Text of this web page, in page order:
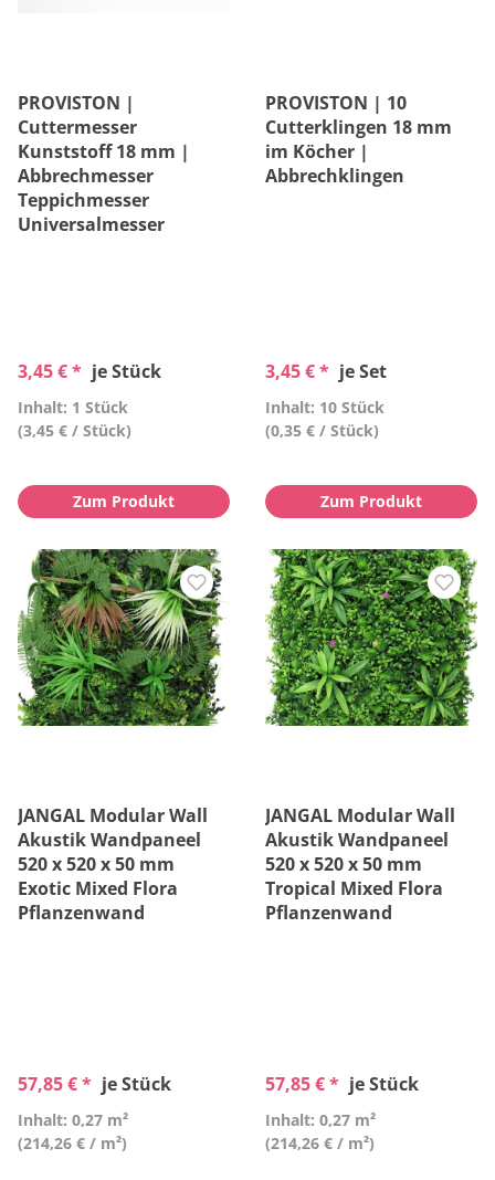
PROVISTON |
Cuttermesser
Kunststoff 18 mm |
Abbrechmesser
Teppichmesser
Universalmesser
3,45 € * je Stück
Inhalt: 1 Stück
(3,45 € / Stück)
Zum Produkt
PROVISTON | 10
Cutterklingen 18 mm
im Köcher |
Abbrechklingen
3,45 € * je Set
Inhalt: 10 Stück
(0,35 € / Stück)
Zum Produkt
JANGAL Modular Wall
Akustik Wandpaneel
520 x 520 x 50 mm
Exotic Mixed Flora
Pflanzenwand
57,85 € * je Stück
Inhalt: 0,27 m²
(214,26 € / m²)
JANGAL Modular Wall
Akustik Wandpaneel
520 x 520 x 50 mm
Tropical Mixed Flora
Pflanzenwand
57,85 € * je Stück
Inhalt: 0,27 m²
(214,26 € / m²)